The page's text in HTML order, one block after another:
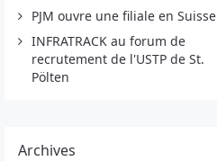
PJM ouvre une filiale en Suisse
INFRATRACK au forum de
recrutement de l'USTP de St.
Pölten
Archives